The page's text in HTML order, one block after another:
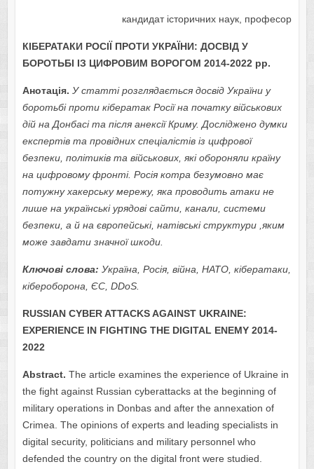
кандидат історичних наук, професор
КІБЕРАТАКИ РОСІЇ ПРОТИ УКРАЇНИ: ДОСВІД У
БОРОТЬБІ ІЗ ЦИФРОВИМ ВОРОГОМ 2014-2022 рр.
Анотація. У статті розглядається досвід України у
боротьбі проти кібератак Росії на початку військових
дій на Донбасі та після анексії Криму. Досліджено думки
експертів та провідних спеціалістів із цифрової
безпеки, політиків та військових, які обороняли країну
на цифровому фронті. Росія котра безумовно має
потужну хакерську мережу, яка проводить атаки не
лише на українські урядові сайти, канали, системи
безпеки, а й на європейські, натівські структури ,яким
може завдати значної шкоди.
Ключові слова: Україна, Росія, війна, НАТО, кібератаки,
кібероборона, ЄС, DDoS.
RUSSIAN CYBER ATTACKS AGAINST UKRAINE:
EXPERIENCE IN FIGHTING THE DIGITAL ENEMY 2014-
2022
Abstract. The article examines the experience of Ukraine in
the fight against Russian cyberattacks at the beginning of
military operations in Donbas and after the annexation of
Crimea. The opinions of experts and leading specialists in
digital security, politicians and military personnel who
defended the country on the digital front were studied.